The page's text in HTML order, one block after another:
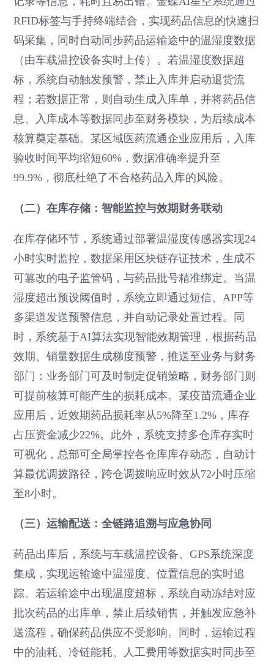
RFID标签与手持终端结合，实现药品信息的快速扫
码采集，同时自动同步药品运输途中的温湿度数据
（由车载温控设备实时上传）。若温湿度数据超
标，系统自动触发预警，禁止入库并启动退货流
程；若数据正常，则自动生成入库单，并将药品信
息、入库成本等数据同步至财务模块，为后续成本
核算奠定基础。某区域医药流通企业应用后，入库
验收时间平均缩短60%，数据准确率提升至
99.9%，彻底杜绝了不合格药品入库的风险。
（二）在库存储：智能监控与效期财务联动
在库存储环节，系统通过部署温湿度传感器实现24
小时实时监控，数据采用区块链存证技术，生成不
可篡改的电子监管码，与药品批号精准绑定。当温
湿度超出预设阈值时，系统立即通过短信、APP等
多渠道发送预警信息，并自动记录处置过程。同
时，系统基于AI算法实现智能效期管理，根据药品
效期、销量数据生成梯度预警，推送至业务与财务
部门：业务部门可及时制定促销策略，财务部门则
可提前核算可能产生的损耗成本。某疫苗流通企业
应用后，近效期药品损耗率从5%降至1.2%，库存
占压资金减少22%。此外，系统支持多仓库存实时
可视化，总部可全局掌控各仓库库存动态，自动计
算最优调拨路径，跨仓调拨响应时效从72小时压缩
至8小时。
（三）运输配送：全链路追溯与应急协同
药品出库后，系统与车载温控设备、GPS系统深度
集成，实现运输途中温湿度、位置信息的实时追
踪。若运输途中出现温度超标，系统自动冻结对应
批次药品的出库单，禁止后续销售，并触发应急补
送流程，确保药品供应不受影响。同时，运输过程
中的油耗、冷链能耗、人工费用等数据实时同步至